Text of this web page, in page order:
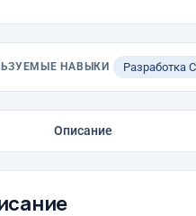
НАВЫКИ Разработка
Описание